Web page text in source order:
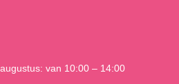
van 10:00 – 14:00